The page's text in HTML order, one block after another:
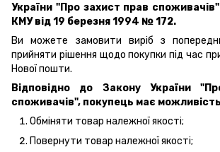
України "Про захист прав споживачів"
КМУ від 19 березня 1994 № 172.
Ви можете замовити виріб з
прийняти рішення щодо покупки під час
Нової пошти.
Відповідно до Закону України
споживачів", покупець має
Обміняти товар належної якості;
Повернути товар належної якості;